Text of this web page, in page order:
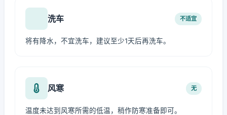
洗车 不适宜
将有降水，不宜洗车，建议至少1天后再洗车。
风寒 无
温度未达到风寒所需的低温，稍作防寒准备即可。